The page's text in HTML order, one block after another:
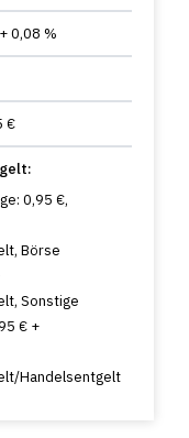
0,08 %
€
0,95 €,
Börse
Sonstige
€ +
Handelsentgelt